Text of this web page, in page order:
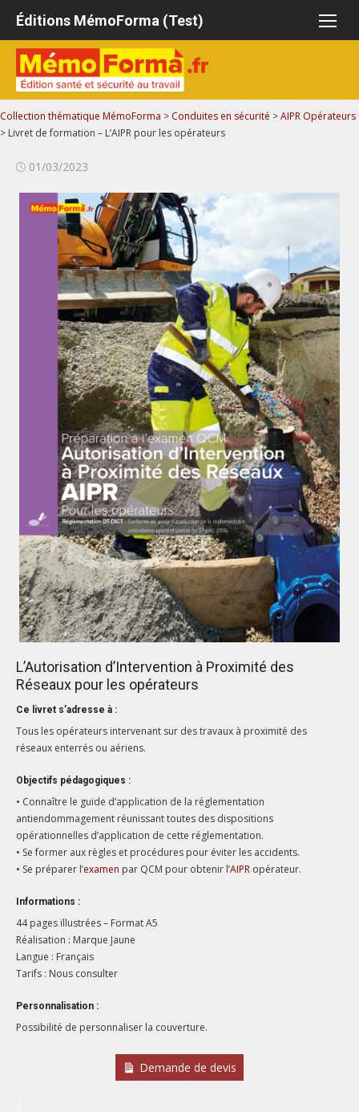
Aller
contenu
Éditions MémoForma (Test)
Collection thématique MémoForma > Conduites en sécurité >AIPR Opérateurs
> Livret de formation – L’AIPR pour les opérateurs
Publié01/03/2023
L’Autorisation d’Intervention à Proximité des
Réseaux pour les opérateurs
Ce livret s’adresse à :
Tous les opérateurs intervenant sur des travaux à proximité des
réseaux enterrés ou aériens.
Objectifs pédagogiques :
• Connaître le guide d’application de la réglementation
antiendommagement réunissant toutes des dispositions
opérationnelles d’application de cette réglementation.
• Se former aux règles et procédures pour éviter les accidents.
• Se préparer l’examen par QCM pour obtenir l’AIPR opérateur.
Informations :
44 pages illustrées – Format A5
Réalisation : Marque Jaune
Langue : Français
Tarifs : Nous consulter
Personnalisation :
Possibilité de personnaliser la couverture.
Demande de devis